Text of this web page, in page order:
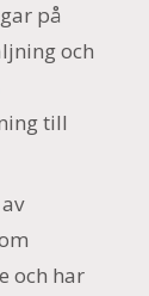
på
och
till
och har